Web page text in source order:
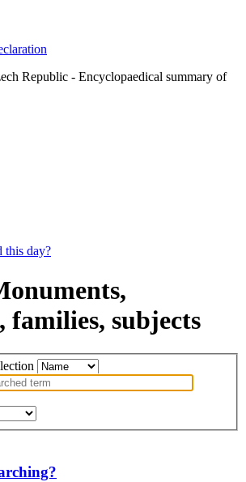
Republic - Encyclopaedical summary of
this day?
families, subjects